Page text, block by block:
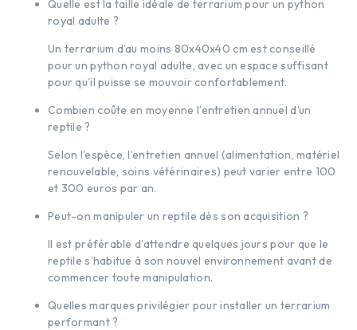
Quelle est la taille idéale de terrarium pour un python
royal adulte ?
Un terrarium d’au moins 80x40x40 cm est conseillé
pour un python royal adulte, avec un espace suffisant
pour qu’il puisse se mouvoir confortablement.
Combien coûte en moyenne l’entretien annuel d’un
reptile ?
Selon l’espèce, l’entretien annuel (alimentation, matériel
renouvelable, soins vétérinaires) peut varier entre 100
et 300 euros par an.
Peut-on manipuler un reptile dès son acquisition ?
Il est préférable d’attendre quelques jours pour que le
reptile s’habitue à son nouvel environnement avant de
commencer toute manipulation.
Quelles marques privilégier pour installer un terrarium
performant ?